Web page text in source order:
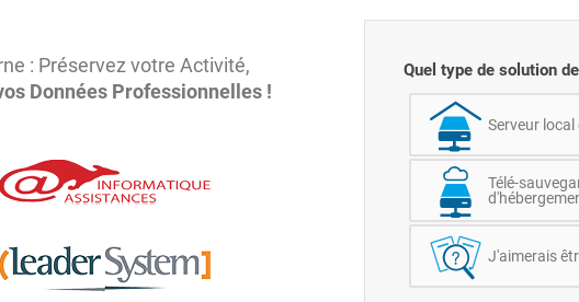
: Préservez votre Activité,
Données Professionnelles !
Quel type de solution
Serveur
Télé-
J'aimerais